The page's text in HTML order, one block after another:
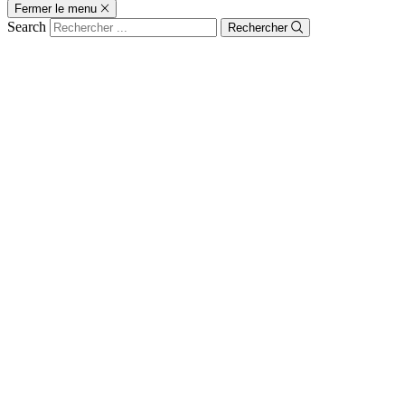
Fermer le menu
Search Rechercher